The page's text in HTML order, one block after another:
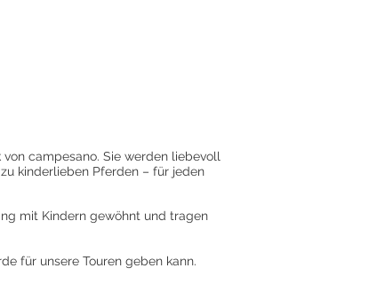
campesano. Sie werden liebevoll
kinderlieben Pferden – für jeden
mit Kindern gewöhnt und tragen
für unsere Touren geben kann.